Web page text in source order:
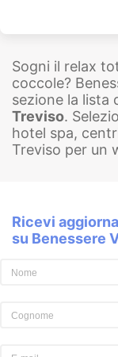
Sogni il relax
coccole?
sezione la lista
Treviso.
hotel spa,
Treviso per un
Ricevi
su Benessere